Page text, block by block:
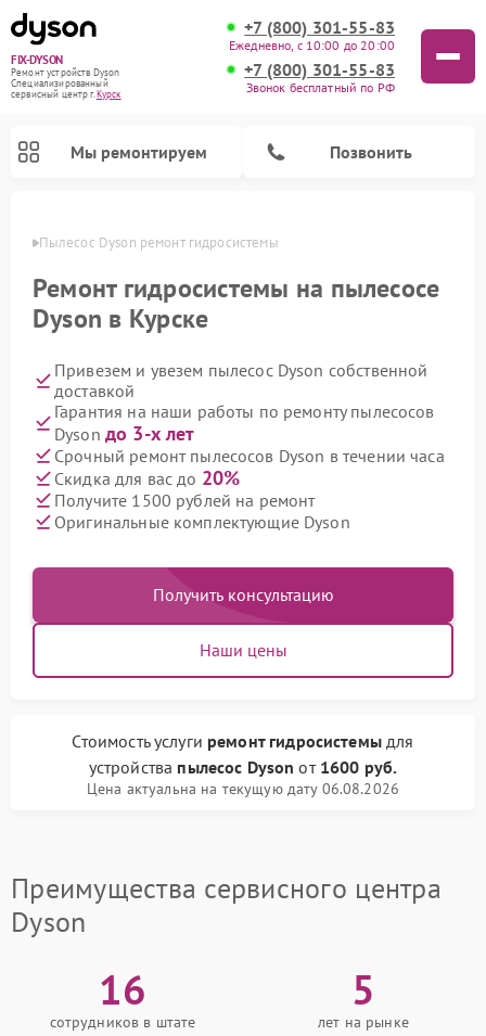
FIX-DYSON
Ремонт устройств Dyson
Специализированный
cервисный центр г.Курск
+7 (800) 301-55-83
Ежедневно, с 10:00 до 20:00
+7 (800) 301-55-83
Звонок бесплатный по РФ
Мы ремонтируем Позвонить
Пылесос Dyson ремонт гидросистемы
Ремонт гидросистемы на пылесосе
Dyson в Курске
Привезем и увезем пылесос Dyson собственной
доставкой
Гарантия на наши работы по ремонту пылесосов
Dyson до 3-х лет
Срочный ремонт пылесосов Dyson в течении часа
Скидка для вас до 20%
Получите 1500 рублей на ремонт
Оригинальные комплектующие Dyson
Получить консультацию
Наши цены
Стоимость услуги ремонт гидросистемыдля
устройства пылесос Dyson от 1600 руб.
Цена актуальна на текущую дату 06.08.2026
Преимущества сервисного центра
Dyson
16
сотрудников в штате
5
лет на рынке